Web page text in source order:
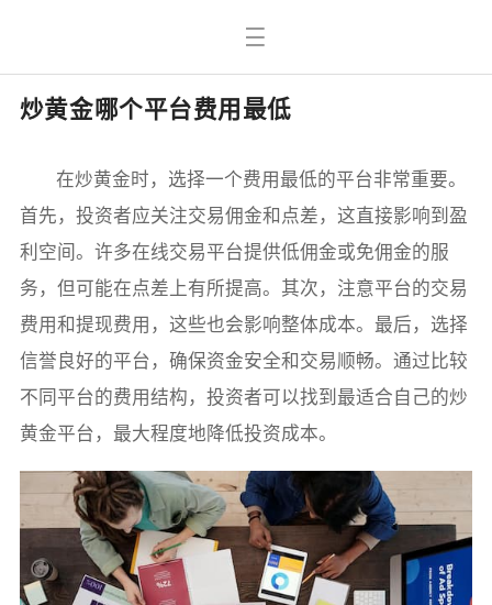
炒黄金哪个平台费用最低
在炒黄金时，选择一个费用最低的平台非常重要。
首先，投资者应关注交易佣金和点差，这直接影响到盈
利空间。许多在线交易平台提供低佣金或免佣金的服
务，但可能在点差上有所提高。其次，注意平台的交易
费用和提现费用，这些也会影响整体成本。最后，选择
信誉良好的平台，确保资金安全和交易顺畅。通过比较
不同平台的费用结构，投资者可以找到最适合自己的炒
黄金平台，最大程度地降低投资成本。